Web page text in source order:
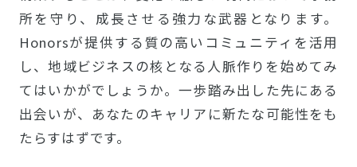
所を守り、成長させる強力な武器となります。
Honorsが提供する質の高いコミュニティを活用
し、地域ビジネスの核となる人脈作りを始めてみ
てはいかがでしょうか。一歩踏み出した先にある
出会いが、あなたのキャリアに新たな可能性をも
たらすはずです。